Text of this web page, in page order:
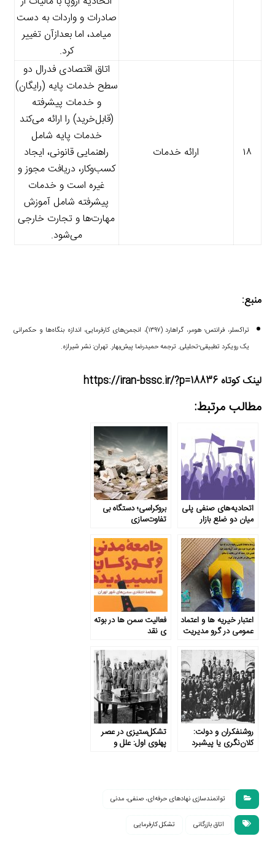
صادرات و واردات به دست
میامد، اما بعدازآن تغییر
کرد.
۱۸ ارائه خدمات
اتاق اقتصادی فدرال دو
سطح خدمات پایه (رایگان)
و خدمات پیشرفته
(قابل‌خرید) را ارائه می‌کند
خدمات پایه شامل
راهنمایی قانونی، ایجاد
کسب‌وکار، دریافت مجوز و
غیره است و خدمات
پیشرفته شامل آموزش
مهارت‌ها و تجارت خارجی
می‌شود.
منبع:
تراکسلر، فرانتس؛ هومر، گراهارد (۱۳۹۷)، انجمن‌های کارفرمایی، اندازه بنگاه‌ها و حکمرانی
یک رویکرد تطبیقی-تحلیلی. ترجمه حمیدرضا پیش‌بهار. تهران: نشر شیرازه.
لینک کوتاه https://iran-bssc.ir/?p=18836
مطالب مرتبط:
اتحادیه‌های صنفی پلی
میان دو ضلع بازار
بروکراسی؛ دستگاه بی
تفاوت‌سازی
اعتبار خیریه‌ ها و اعتماد
عمومی در گرو مدیریت
فعالیت سمن ها در بوته
ی نقد
روشنفکران و دولت:
کلان‌نگری یا پیشبرد
تشکل‌ستیزی در عصر
پهلوی اول: علل و
توانمندسازی نهادهای حرفه‌ای، صنفی، مدنی
اتاق بازرگانی تشکل کارفرمایی